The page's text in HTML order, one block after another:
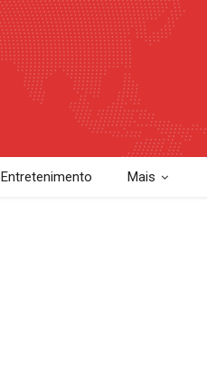
Entretenimento Mais